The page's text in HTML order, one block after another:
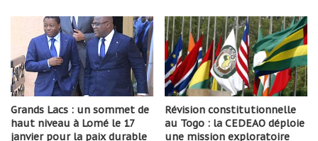
Grands Lacs : un sommet de
haut niveau à Lomé le 17
janvier pour la paix durable
Révision constitutionnelle
au Togo : la CEDEAO déploie
une mission exploratoire